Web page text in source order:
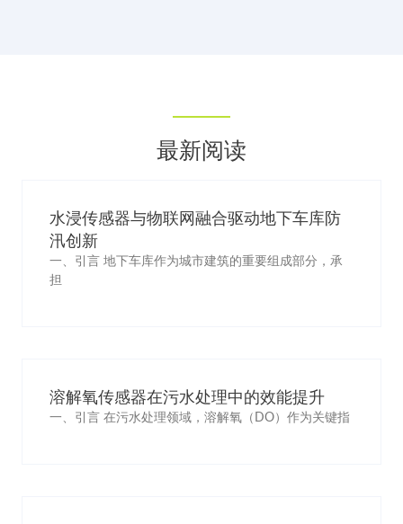
最新阅读
水浸传感器与物联网融合驱动地下车库防
汛创新
一、引言 地下车库作为城市建筑的重要组成部分，承
担
溶解氧传感器在污水处理中的效能提升
一、引言 在污水处理领域，溶解氧（DO）作为关键指